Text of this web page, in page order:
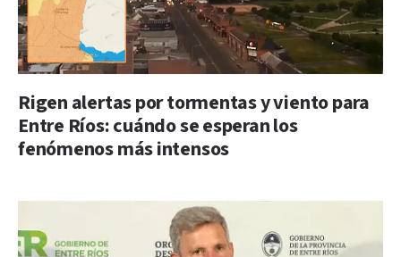
Rigen alertas por tormentas y viento para
Entre Ríos: cuándo se esperan los
fenómenos más intensos